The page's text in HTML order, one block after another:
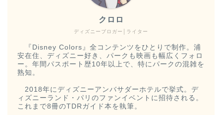
ディズニーブロガー│ライター
クロロ
『Disney Colors』全コンテンツをひとりで制作。浦
安在住、ディズニー好き、パークも映画も幅広くフォロ
ー。年間パスポート歴10年以上で、特にパークの混雑を
熟知。
2018年にディズニーアンバサダーホテルで挙式。デ
ィズニーランド・パリのファンイベントに招待される。
これまで8冊のTDRガイド本を執筆。